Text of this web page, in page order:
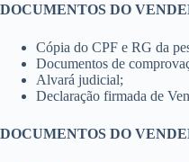
DOCUMENTOS DO
Cópia do CPF e RG da
Documentos de
Alvará judicial;
Declaração firmada de
DOCUMENTOS DO